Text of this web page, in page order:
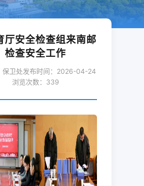
厅安全检查组来南邮
检查安全工作
保卫处发布时间：2026-04-24
浏览次数： 339